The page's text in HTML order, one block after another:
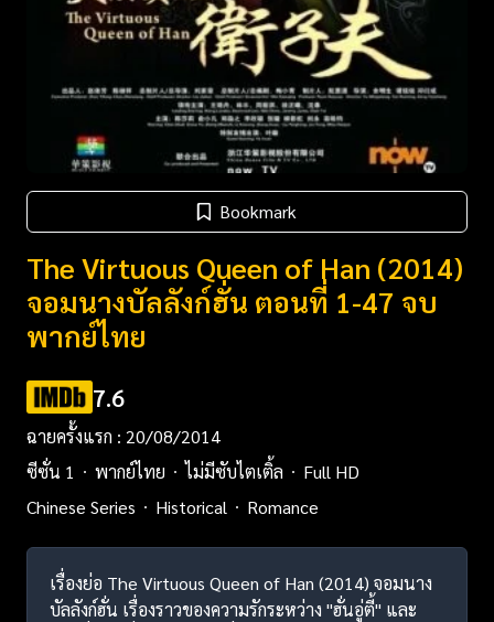
Bookmark
The Virtuous Queen of Han (2014)
จอมนางบัลลังก์ฮั่น ตอนที่ 1-47 จบ
พากย์ไทย
7.6
ฉายครั้งแรก : 20/08/2014
ซีซั่น 1
พากย์ไทย ไม่มีซับไตเติ้ล
Full HD
Chinese Series
Historical Romance
เรื่องย่อ The Virtuous Queen of Han (2014) จอมนาง
บัลลังก์ฮั่น เรื่องราวของความรักระหว่าง "ฮั่นอู่ตี้" และ